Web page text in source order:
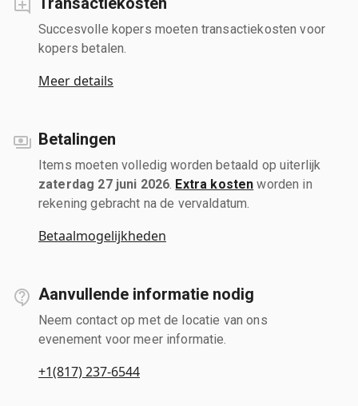
Succesvolle kopers moeten transactiekosten voor
kopers betalen.
Meer details
Betalingen
Items moeten volledig worden betaald op uiterlijk
zaterdag 27 juni 2026 Extra kosten worden in
rekening gebracht na de vervaldatum.
Betaalmogelijkheden
Aanvullende informatie nodig
Neem contact op met de locatie van ons
evenement voor meer informatie.
+1(817) 237-6544